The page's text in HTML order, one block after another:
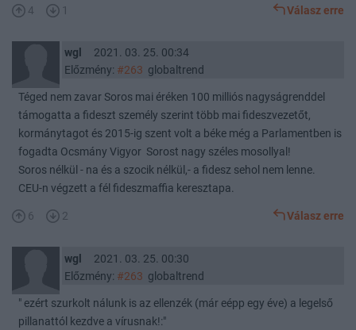
4 1 Válasz erre
wgl
2021. 03. 25. 00:34
Előzmény: #263 globaltrend
Téged nem zavar Soros mai éréken 100 milliós nagyságrenddel
támogatta a fideszt személy szerint több mai fideszvezetőt,
kormánytagot és 2015-ig szent volt a béke még a Parlamentben is
fogadta Ocsmány Vigyor Sorost nagy széles mosollyal!
Soros nélkül - na és a szocik nélkül,- a fidesz sehol nem lenne.
CEU-n végzett a fél fideszmaffia keresztapa.
6 2 Válasz erre
wgl
2021. 03. 25. 00:30
Előzmény: #263 globaltrend
" ezért szurkolt nálunk is az ellenzék (már eépp egy éve) a legelső
pillanattól kezdve a vírusnak!:"